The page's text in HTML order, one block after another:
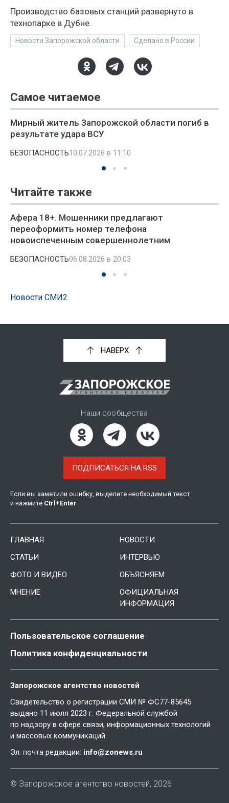
Производство базовых станций развернуто в
технопарке в Дубне.
Новости Запорожской области Сделано в России
Самое читаемое
Мирный житель Запорожской области погиб в
результате удара ВСУ
БЕЗОПАСНОСТЬ10.07.2026 в 11:10
Читайте также
Афера 18+. Мошенники предлагают
переоформить номер телефона
новоиспеченным совершеннолетним
БЕЗОПАСНОСТЬ06.08.2026 в 20:03
Новости СМИ2
НАВЕРХ
Наши сообщества
ПОДПИСАТЬСЯ НА RSS
Если вы заметили ошибку, выделите необходимый текст
и нажмите Ctrl +Enter
ГЛАВНАЯ
НОВОСТИ
СТАТЬИ
ИНТЕРВЬЮ
ФОТО И ВИДЕО
ОБЪЯСНЯЕМ
МНЕНИЕ
ОФИЦИАЛЬНАЯ
ИНФОРМАЦИЯ
Пользовательское соглашение
Политика конфиденциальности
Запорожское агентство новостей
Свидетельство о регистрации СМИ № ФС77-85645
выдано 11 июля 2023 г. Федеральной службой
по надзору в сфере связи, информационных технологий
и массовых коммуникаций.
Эл. почта редакции: info@zonews.ru
© Запорожское агентство новостей, 2026